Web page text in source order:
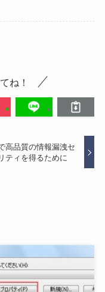
ね！
高品質の情報漏洩セ
ティを得るために